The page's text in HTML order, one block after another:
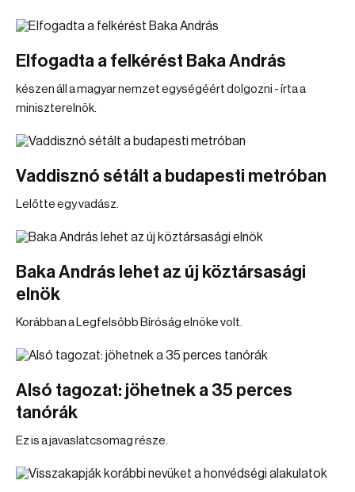
Elfogadta a felkérést Baka András
készen áll a magyar nemzet egységéért dolgozni - írta a
miniszterelnök.
Vaddisznó sétált a budapesti metróban
Lelőtte egy vadász.
Baka András lehet az új köztársasági
elnök
Korábban a Legfelsőbb Bíróság elnöke volt.
Alsó tagozat: jöhetnek a 35 perces
tanórák
Ez is a javaslatcsomag része.